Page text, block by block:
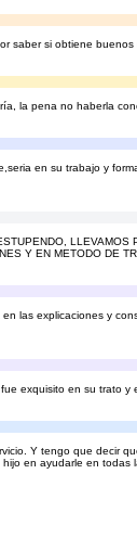
saber si obtiene buenos
la pena no haberla
en su trabajo y
LLEVAMOS
Y EN METODO DE
las explicaciones y
exquisito en su trato y
Y tengo que decir
en ayudarle en todas